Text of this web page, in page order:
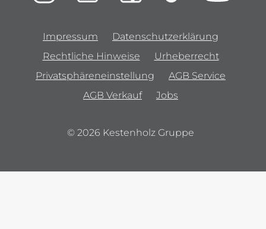
Impressum
Datenschutzerklärung
Rechtliche Hinweise
Urheberrecht
Privatsphäreneinstellung
AGB Service
AGB Verkauf
Jobs
© 2026 Kestenholz Gruppe